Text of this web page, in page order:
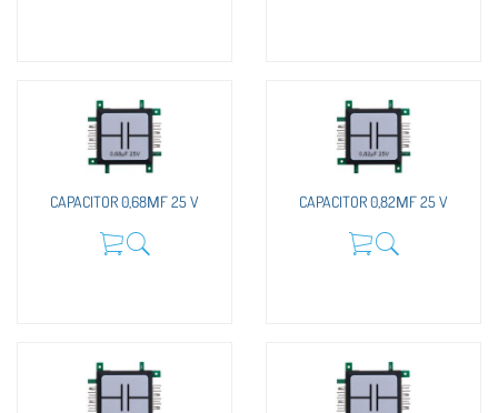
CAPACITOR 0,68ΜF 25 V CAPACITOR 0,82ΜF 25 V